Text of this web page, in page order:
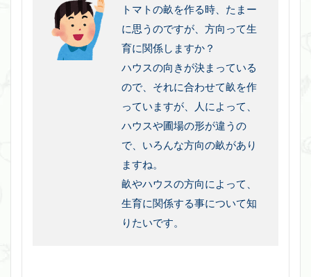
トマトの畝を作る時、たまー
に思うのですが、方向って生
育に関係しますか？
ハウスの向きが決まっている
ので、それに合わせて畝を作
っていますが、人によって、
ハウスや圃場の形が違うの
で、いろんな方向の畝があり
ますね。
畝やハウスの方向によって、
生育に関係する事について知
りたいです。